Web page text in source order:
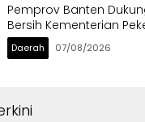
Pemprov Banten
Bersih Kementerian
Daerah 07/08/2026